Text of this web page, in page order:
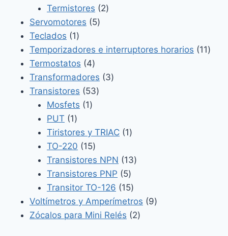
Termistores 22
Servomotores 55
Teclados 11
producto
Temporizadores e interruptores horarios 1111
Termostatos 44
productos
Transformadores 33
Transistores 5353
Mosfets 11
PUT 11
producto
Tiristores y TRIAC 11
TO-220 1515
productos
Transistores NPN 1313
Transistores PNP 55
productos
Transitor TO-126 1515
productos
Voltímetros y Amperímetros 99
Zócalos para Mini Relés 22